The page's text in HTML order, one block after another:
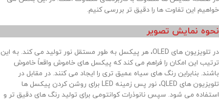
خواهیم این تفاوت ها را دقیق تر بررسی کنیم.
نحوه نمایش تصویر
در تلویزیون های OLED، هر پیکسل به طور مستقل نور تولید می کند. به این
ترتیب این امکان را فراهم می کند که پیکسل های خاموش واقعاً خاموش
باشند. بنابراین رنگ های سیاه عمیق تری را ایجاد می کنند. در مقابل در
تلویزیون های QLED، نور پس زمینه LED برای روشن کردن پیکسل ها
استفاده می شود. سپس نانوذرات کوانتومی برای تولید رنگ های دقیق تر و